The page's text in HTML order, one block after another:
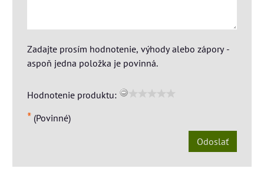
Zadajte prosím hodnotenie, výhody alebo zápory -
aspoň jedna položka je povinná.
Hodnotenie produktu:
* (Povinné)
Odoslať